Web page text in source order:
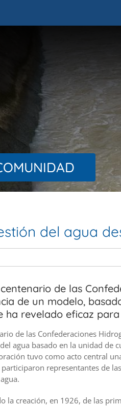
del agua
de las
de un modelo,
ha revelado eficaz
de las Confederaciones
agua basado en la unidad de
tuvo como acto central
participaron representantes de
la creación, en 1926, de las